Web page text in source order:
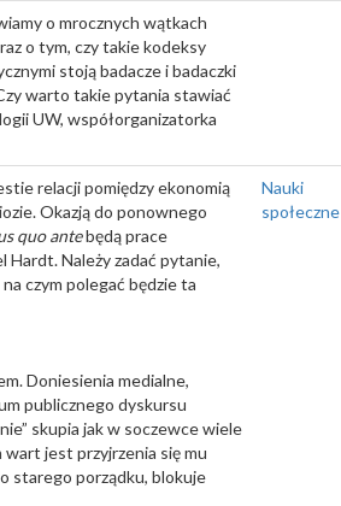
o mrocznych wątkach
o tym, czy takie kodeksy
stoją badacze i badaczki
warto takie pytania stawiać
UW, współorganizatorka
relacji pomiędzy ekonomią
Okazją do ponownego
quo antebędą prace
Należy zadać pytanie,
czym polegać będzie ta
Doniesienia medialne,
publicznego dyskursu
skupia jak w soczewce wiele
wart jest przyjrzenia się mu
starego porządku, blokuje
Nauki
społeczne